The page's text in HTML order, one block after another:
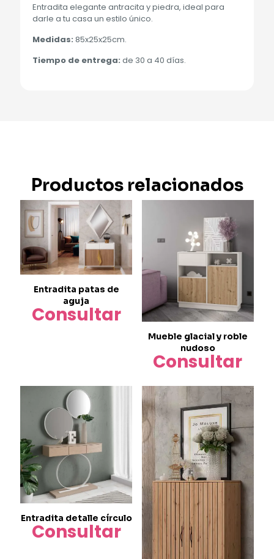
Entradita elegante antracita y piedra, ideal para
darle a tu casa un estilo único.
Medidas: 85x25x25cm.
Tiempo de entrega: de 30 a 40 días.
Productos relacionados
Entradita patas de
aguja
Consultar
Mueble glacial y roble
nudoso
Consultar
Entradita detalle círculo
Consultar